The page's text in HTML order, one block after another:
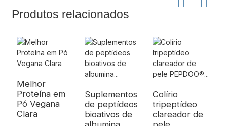
Produtos relacionados
Melhor
Proteína em
Pó Vegana
Clara
Suplementos
de peptídeos
bioativos de
Colírio
tripeptídeo
clareador de